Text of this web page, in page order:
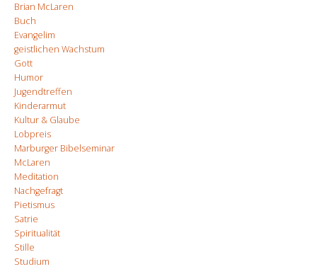
Brian McLaren
Buch
Evangelim
geistlichen Wachstum
Gott
Humor
Jugendtreffen
Kinderarmut
Kultur & Glaube
Lobpreis
Marburger Bibelseminar
McLaren
Meditation
Nachgefragt
Pietismus
Satrie
Spiritualität
Stille
Studium